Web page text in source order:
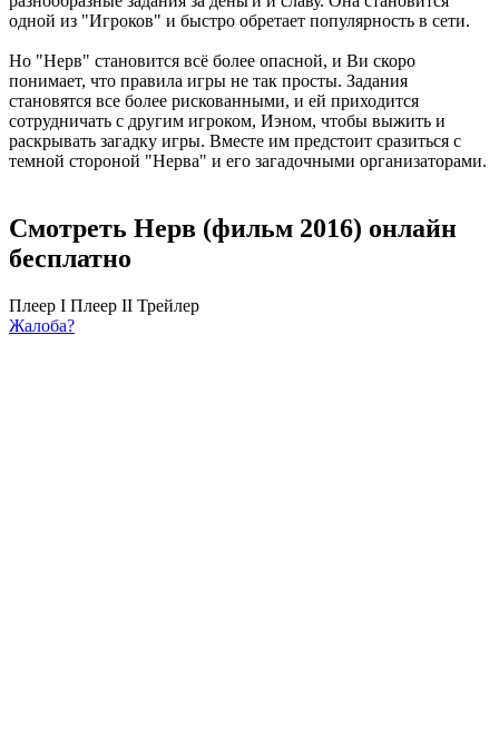
одной из "Игроков" и быстро обретает популярность в сети.
Но "Нерв" становится всё более опасной, и Ви скоро
понимает, что правила игры не так просты. Задания
становятся все более рискованными, и ей приходится
сотрудничать с другим игроком, Иэном, чтобы выжить и
раскрывать загадку игры. Вместе им предстоит сразиться с
темной стороной "Нерва" и его загадочными организаторами.
Смотреть Нерв (фильм 2016) онлайн
бесплатно
Плеер I Плеер II Трейлер
Жалоба?